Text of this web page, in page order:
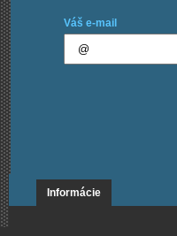
Váš e-mail
Informácie